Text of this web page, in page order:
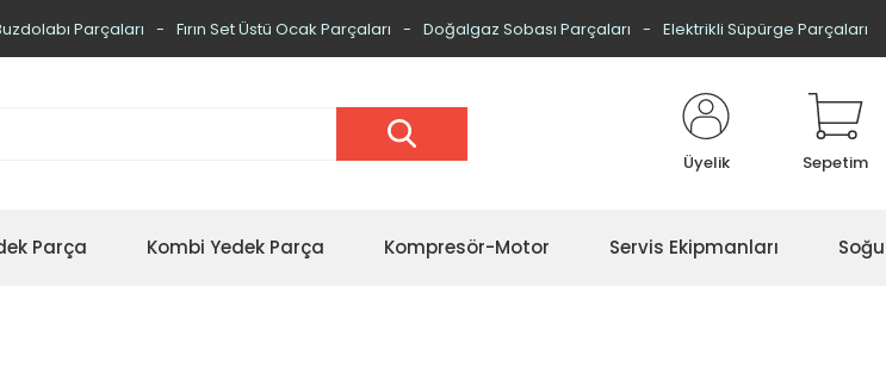
Parçaları Fırın Set Üstü Ocak Parçaları Doğalgaz Sobası Parçaları Elektrikli Süpürge Parçaları
Üyelik Sepetim
Parça Kombi Yedek Parça Kompresör-Motor Servis Ekipmanları